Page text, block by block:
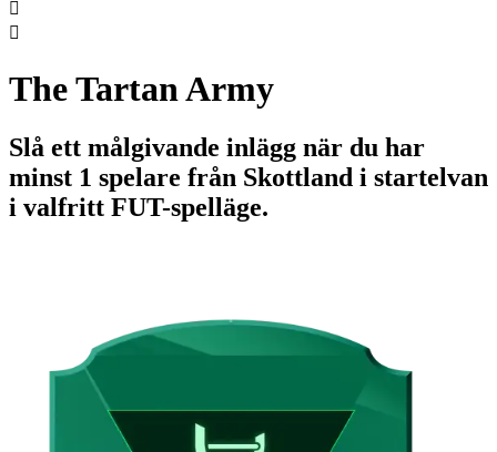


The Tartan Army
Slå ett målgivande inlägg när du har
minst 1 spelare från Skottland i startelvan
i valfritt FUT-spelläge.